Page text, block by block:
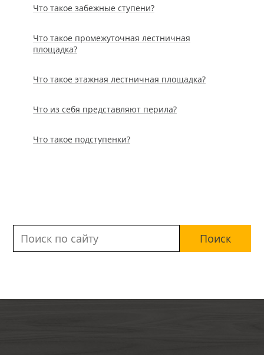
Что такое забежные ступени?
Что такое промежуточная лестничная
площадка?
Что такое этажная лестничная площадка?
Что из себя представляют перила?
Что такое подступенки?